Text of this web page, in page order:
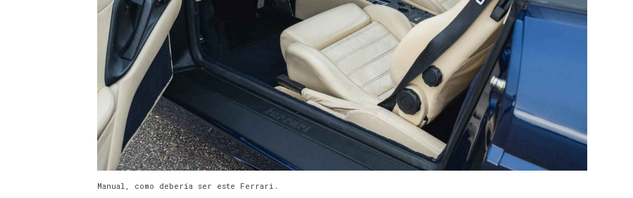
Manual, como debería ser este Ferrari.